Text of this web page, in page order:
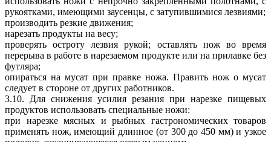
рукоятками, имеющими заусенцы, с затупившимися лезвиями;
производить резкие движения;
нарезать продукты на весу;
проверять остроту лезвия рукой; оставлять нож во время
перерыва в работе в нарезаемом продукте или на прилавке без
футляра;
опираться на мусат при правке ножа. Править нож о мусат
следует в стороне от других работников.
3.10. Для снижения усилия резания при нарезке пищевых
продуктов использовать специальные ножи:
при нарезке мясных и рыбных гастрономических товаров
применять нож, имеющий длинное (от 300 до 450 мм) и узкое